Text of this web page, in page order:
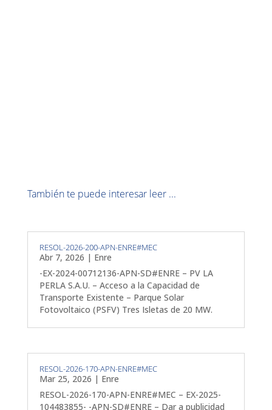
También te puede interesar leer ...
RESOL-2026-200-APN-ENRE#MEC
Abr 7, 2026 | Enre
-EX-2024-00712136-APN-SD#ENRE – PV LA
PERLA S.A.U. – Acceso a la Capacidad de
Transporte Existente – Parque Solar
Fotovoltaico (PSFV) Tres Isletas de 20 MW.
RESOL-2026-170-APN-ENRE#MEC
Mar 25, 2026 | Enre
RESOL-2026-170-APN-ENRE#MEC – EX-2025-
104483855- -APN-SD#ENRE – Dar a publicidad